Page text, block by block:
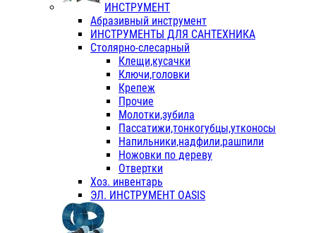
ИНСТРУМЕНТ
Абразивный инструмент
ИНСТРУМЕНТЫ ДЛЯ САНТЕХНИКА
Столярно-слесарный
Клещи,кусачки
Ключи,головки
Крепеж
Прочие
Молотки,зубила
Пассатижи,тонкогубцы,утконосы
Напильники,надфили,рашпили
Ножовки по дереву
Отвертки
Хоз. инвентарь
ЭЛ. ИНСТРУМЕНТ OASIS